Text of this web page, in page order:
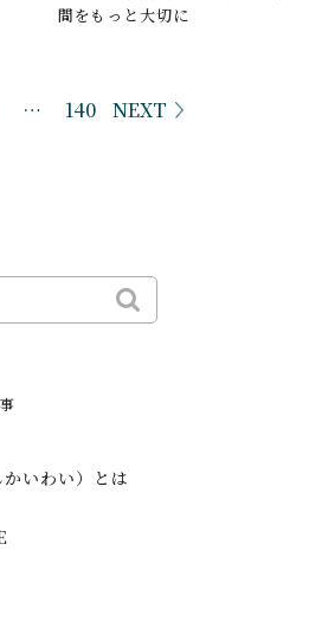
間をもっと大切に
… 140 NEXT
いわい）とは